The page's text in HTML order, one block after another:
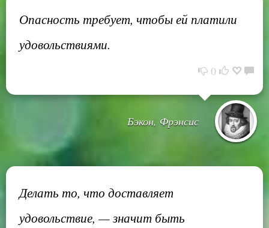
Опасность требует, чтобы ей платили
удовольствиями.
0
Бэкон, Фрэнсис
Делать то, что доставляет
удовольствие, — значит быть